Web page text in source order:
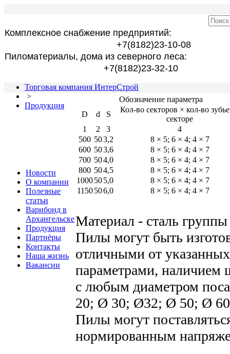
Комплексное снабжение предприятий:
+7(8182)23-10-08
Пиломатериалы, дома из северного леса:
+7(8182)23-32-10
Торговая компания ИнтерСтрой
>
Продукция
Новости
О компании
Полезные
статьи
Варибонд в
Архангельске
Продукция
Партнёры
Контакты
Наша жизнь
Вакансии
Обозначение параметра
D
d S
Кол-во секторов × кол-во
секторе
1
2 3
4
500 503,2
8 × 5; 6 × 4; 4 × 7
600 503,6
8 × 5; 6 × 4; 4 × 7
700 504,0
8 × 5; 6 × 4; 4 × 7
800 504,5
8 × 5; 6 × 4; 4 × 7
1000505,0
8 × 5; 6 × 4; 4 × 7
1150 506,0 8 × 5; 6 × 4; 4 × 7
Материал - сталь
Пилы могут быть
отличными от
параметрами, наличием
с любым диаметром
20; Ø 30; Ø32; Ø 50; Ø
Пилы могут
нормированным